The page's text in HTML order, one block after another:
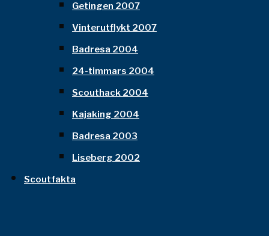
Getingen 2007
Vinterutflykt 2007
Badresa 2004
24-timmars 2004
Scouthack 2004
Kajaking 2004
Badresa 2003
Liseberg 2002
Scoutfakta